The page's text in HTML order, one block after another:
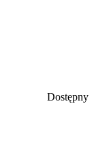
Dostępny